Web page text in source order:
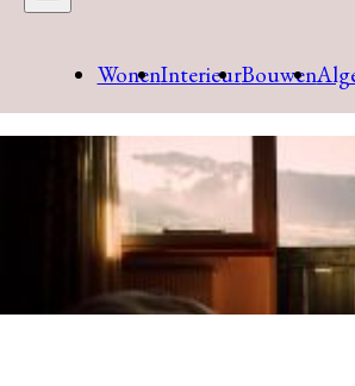
WonenInterieurBouwen